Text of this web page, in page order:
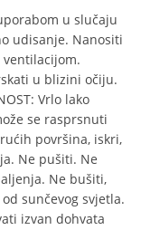
u slučaju
udisanje. Nanositi
u blizini očiju.
Vrlo lako
se rasprsnuti
površina, iskri,
Ne pušiti. Ne
Ne bušiti,
sunčevog svjetla.
izvan dohvata